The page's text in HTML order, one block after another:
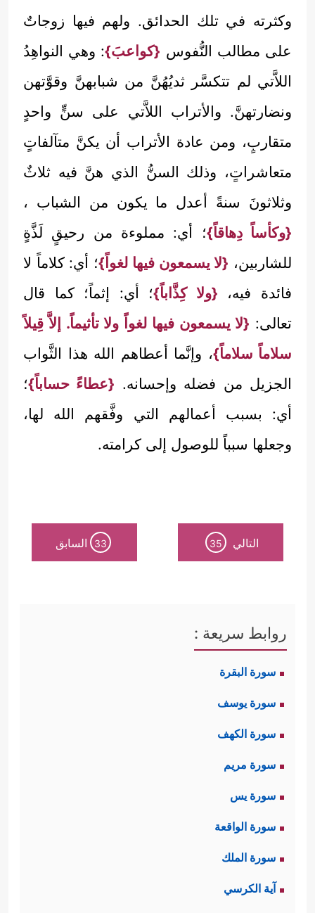
وكثرته في تلك الحدائق. ولهم فيها زوجاتٌ
على مطالب النُّفوس {كواعبَ}: وهي النواهِدُ
اللاَّتي لم تتكسَّر ثديُهُنَّ من شبابهنَّ وقوَّتهن
ونضارتهنَّ. والأتراب اللاَّتي على سنٍّ واحدٍ
متقاربٍ، ومن عادة الأتراب أن يكنَّ متآلفاتٍ
متعاشراتٍ، وذلك السنُّ الذي هنَّ فيه ثلاثٌ
وثلاثونَ سنةً أعدل ما يكون من الشباب ،
{وكأساً دِهاقاً}؛ أي: مملوءة من رحيقٍ لَذَّةٍ
للشاربين، {لا يسمعون فيها لغواً}؛ أي: كلاماً لا
فائدة فيه، {ولا كِذَّاباً}؛ أي: إثماً؛ كما قال
تعالى: {لا يسمعون فيها لغواً ولا تأثيماً. إلاَّ قِيلاً
سلاماً سلاماً}، وإنَّما أعطاهم الله هذا الثَّواب
الجزيل من فضله وإحسانه. {عطاءً حساباً}؛
أي: بسبب أعمالهم التي وفَّقهم الله لها،
وجعلها سبباً للوصول إلى كرامته.
التالي 35
33 السابق
روابط سريعة :
سورة البقرة
سورة يوسف
سورة الكهف
سورة مريم
سورة يس
سورة الواقعة
سورة الملك
آية الكرسي